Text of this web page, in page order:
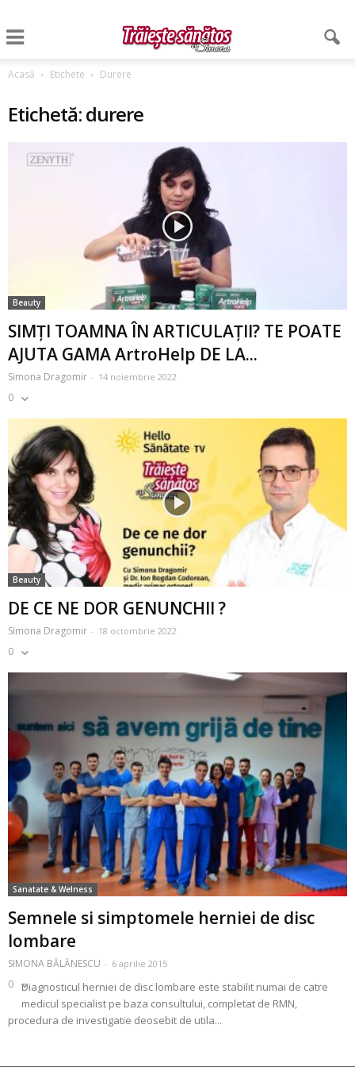
Acasă Etichete Durere
Etichetă: durere
Beauty
SIMȚI TOAMNA ÎN ARTICULAȚII? TE POATE
AJUTA GAMA ArtroHelp DE LA...
Simona Dragomir - 14 noiembrie 2022
0
Beauty
DE CE NE DOR GENUNCHII ?
Simona Dragomir - 18 octombrie 2022
0
Sanatate & Welness
Semnele si simptomele herniei de disc
lombare
SIMONA BĂLĂNESCU - 6 aprilie 2015
0 Diagnosticul herniei de disc lombare este stabilit numai de catre
medicul specialist pe baza consultului, completat de RMN,
procedura de investigatie deosebit de utila...